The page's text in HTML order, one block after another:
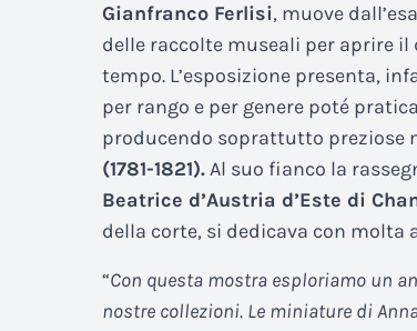
Gianfranco Ferlisi, muove
delle raccolte museali per aprire
tempo. L’esposizione presenta,
per rango e per genere poté
producendo soprattutto preziose
(1781-1821).Al suo fianco la
Beatrice d’Austria d’Este di
della corte, si dedicava con
“Con questa mostra esploriamo un
nostre collezioni. Le miniature di